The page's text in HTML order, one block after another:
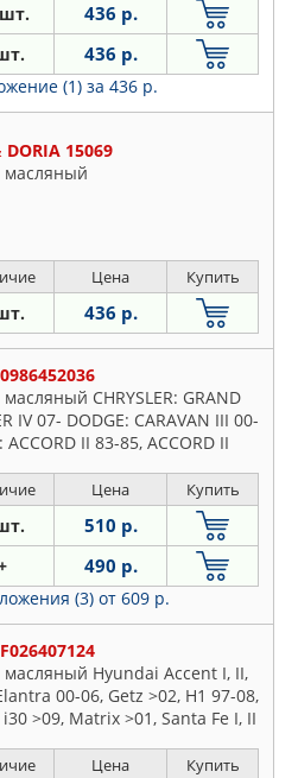
436 р.
436 р.
(1) за 436 р.
DORIA 15069
Цена Купить
436 р.
CHRYSLER: GRAND
IV 07- DODGE: CARAVAN III 00-
ACCORD II 83-85, ACCORD II
III AerodecЦена Купить
510 р.
490 р.
(3) от 609 р.
Hyundai Accent I, II,
00-06, Getz >02, H1 97-08,
>09, Matrix >01, Santa Fe I, II
>01 (P7124)Цена Купить